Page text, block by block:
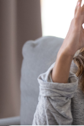
Sök
Om SV
Starta
Cirkelledare